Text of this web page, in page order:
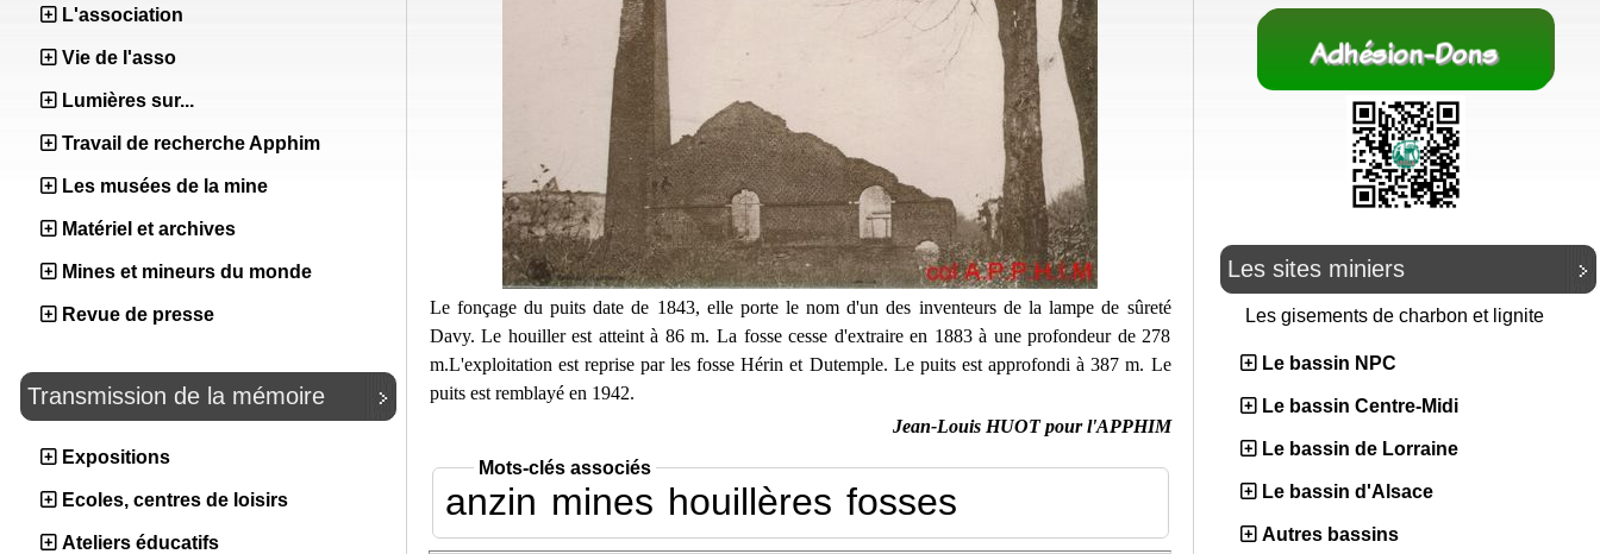
L'association
Vie de l'asso
Lumières sur...
Travail de recherche Apphim
Les musées de la mine
Matériel et archives
Mines et mineurs du monde
Revue de presse
Transmission de la mémoire
Expositions
Ecoles, centres de loisirs
Ateliers éducatifs
Le fonçage du puits date de 1843, elle porte le nom d'un des inventeurs de la lampe de sûreté
Davy. Le houiller est atteint à 86 m. La fosse cesse d'extraire en 1883 à une profondeur de 278
m.L'exploitation est reprise par les fosse Hérin et Dutemple. Le puits est approfondi à 387 m. Le
puits est remblayé en 1942.
Jean-Louis HUOT pour l'APPHIM
Mots-clés associés
anzin mines houillères fosses
Les sites miniers
Les gisements de charbon et lignite
Le bassin NPC
Le bassin Centre-Midi
Le bassin de Lorraine
Le bassin d'Alsace
Autres bassins